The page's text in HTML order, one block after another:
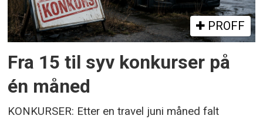
PROFF
Fra 15 til syv konkurser på
én måned
KONKURSER: Etter en travel juni måned falt